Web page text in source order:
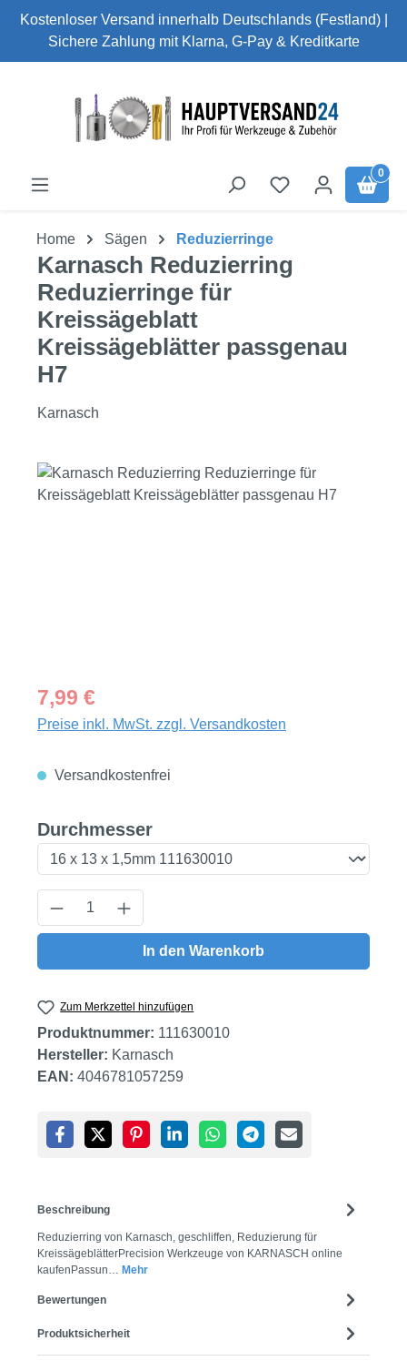
Zum Hauptinhalt springen
Kostenloser Versand innerhalb Deutschlands (Festland) |
Sichere Zahlung mit Klarna, G-Pay & Kreditkarte
Du hast 0
0
Home Sägen Reduzierringe
Karnasch Reduzierring
Reduzierringe für
Kreissägeblatt
Kreissägeblätter passgenau
H7
Karnasch
Bildergalerie überspringen
Regulärer Preis:
7,99 €
Preise inkl. MwSt. zzgl. Versandkosten
Versandkostenfrei
Durchmesserauswählen
Produkt Anzahl: Gib den gewünschten
In den Warenkorb
Zum Merkzettel hinzufügen
Produktnummer: 111630010
Hersteller: Karnasch
EAN: 4046781057259
Beschreibung
Reduzierring von Karnasch, geschliffen, Reduzierung für
KreissägeblätterPrecision Werkzeuge von KARNASCH online
kaufenPassun… Mehr
Bewertungen
Produktsicherheit